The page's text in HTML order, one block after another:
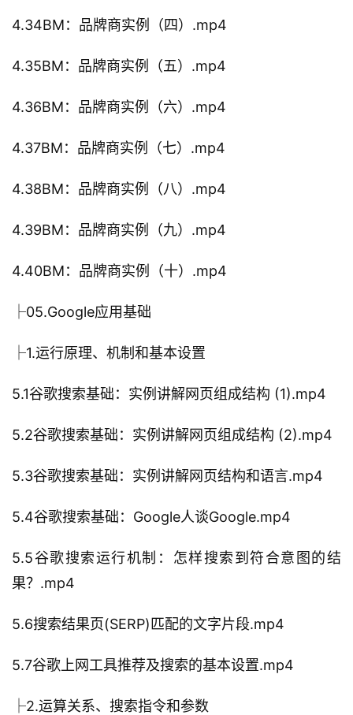
4.34BM：品牌商实例（四）.mp4
4.35BM：品牌商实例（五）.mp4
4.36BM：品牌商实例（六）.mp4
4.37BM：品牌商实例（七）.mp4
4.38BM：品牌商实例（八）.mp4
4.39BM：品牌商实例（九）.mp4
4.40BM：品牌商实例（十）.mp4
├05.Google应用基础
├1.运行原理、机制和基本设置
5.1谷歌搜索基础：实例讲解网页组成结构 (1).mp4
5.2谷歌搜索基础：实例讲解网页组成结构 (2).mp4
5.3谷歌搜索基础：实例讲解网页结构和语言.mp4
5.4谷歌搜索基础：Google人谈Google.mp4
5.5谷歌搜索运行机制：怎样搜索到符合意图的结
果？.mp4
5.6搜索结果页(SERP)匹配的文字片段.mp4
5.7谷歌上网工具推荐及搜索的基本设置.mp4
├2.运算关系、搜索指令和参数